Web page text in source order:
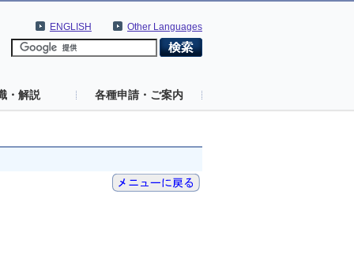
Other Languages
ENGLISH
・解説 各種申請・ご案内